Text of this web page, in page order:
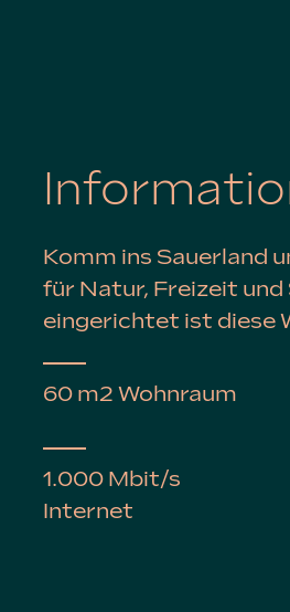
Komm ins Sauerland
für Natur, Freizeit
eingerichtet ist diese
60 m2 Wohnraum
1.000 Mbit/s
Internet